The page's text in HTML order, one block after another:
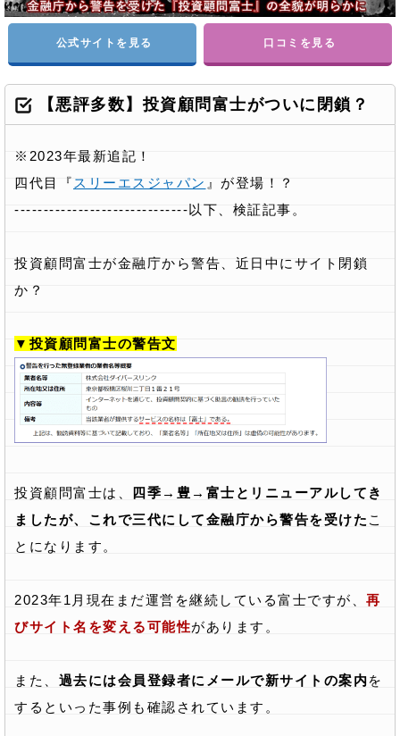
公式サイトを見る 口コミを見る
【悪評多数】投資顧問富士がついに閉鎖？
※2023年最新追記！
四代目『 スリーエスジャパン 』が登場！？
------------------------------以下、検証記事。
投資顧問富士が金融庁から警告、近日中にサイト閉鎖
か？
▼投資顧問富士の警告文
投資顧問富士は、
四季→豊→富士とリニューアルしてき
ましたが、これで三代にして金融庁から警告を受けた こ
とになります。
2023年1月現在まだ運営を継続している富士ですが、 再
びサイト名を変える可能性があります。
また、 過去には会員登録者にメールで新サイトの案内を
するといった事例も確認されています。